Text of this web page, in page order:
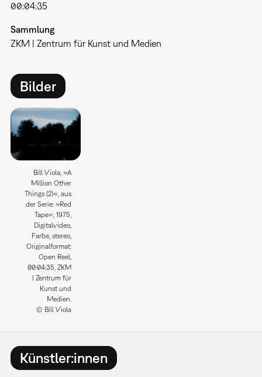
00:04:35
Sammlung
ZKM | Zentrum für Kunst und Medien
Bilder
Bill Viola, »A
Million Other
Things (2)«, aus
der Serie: »Red
Tape«, 1975,
Digitalvideo,
Farbe, stereo,
Originalformat:
Open Reel,
00:04:35, ZKM
| Zentrum für
Kunst und
Medien.
© Bill Viola
Künstler:innen